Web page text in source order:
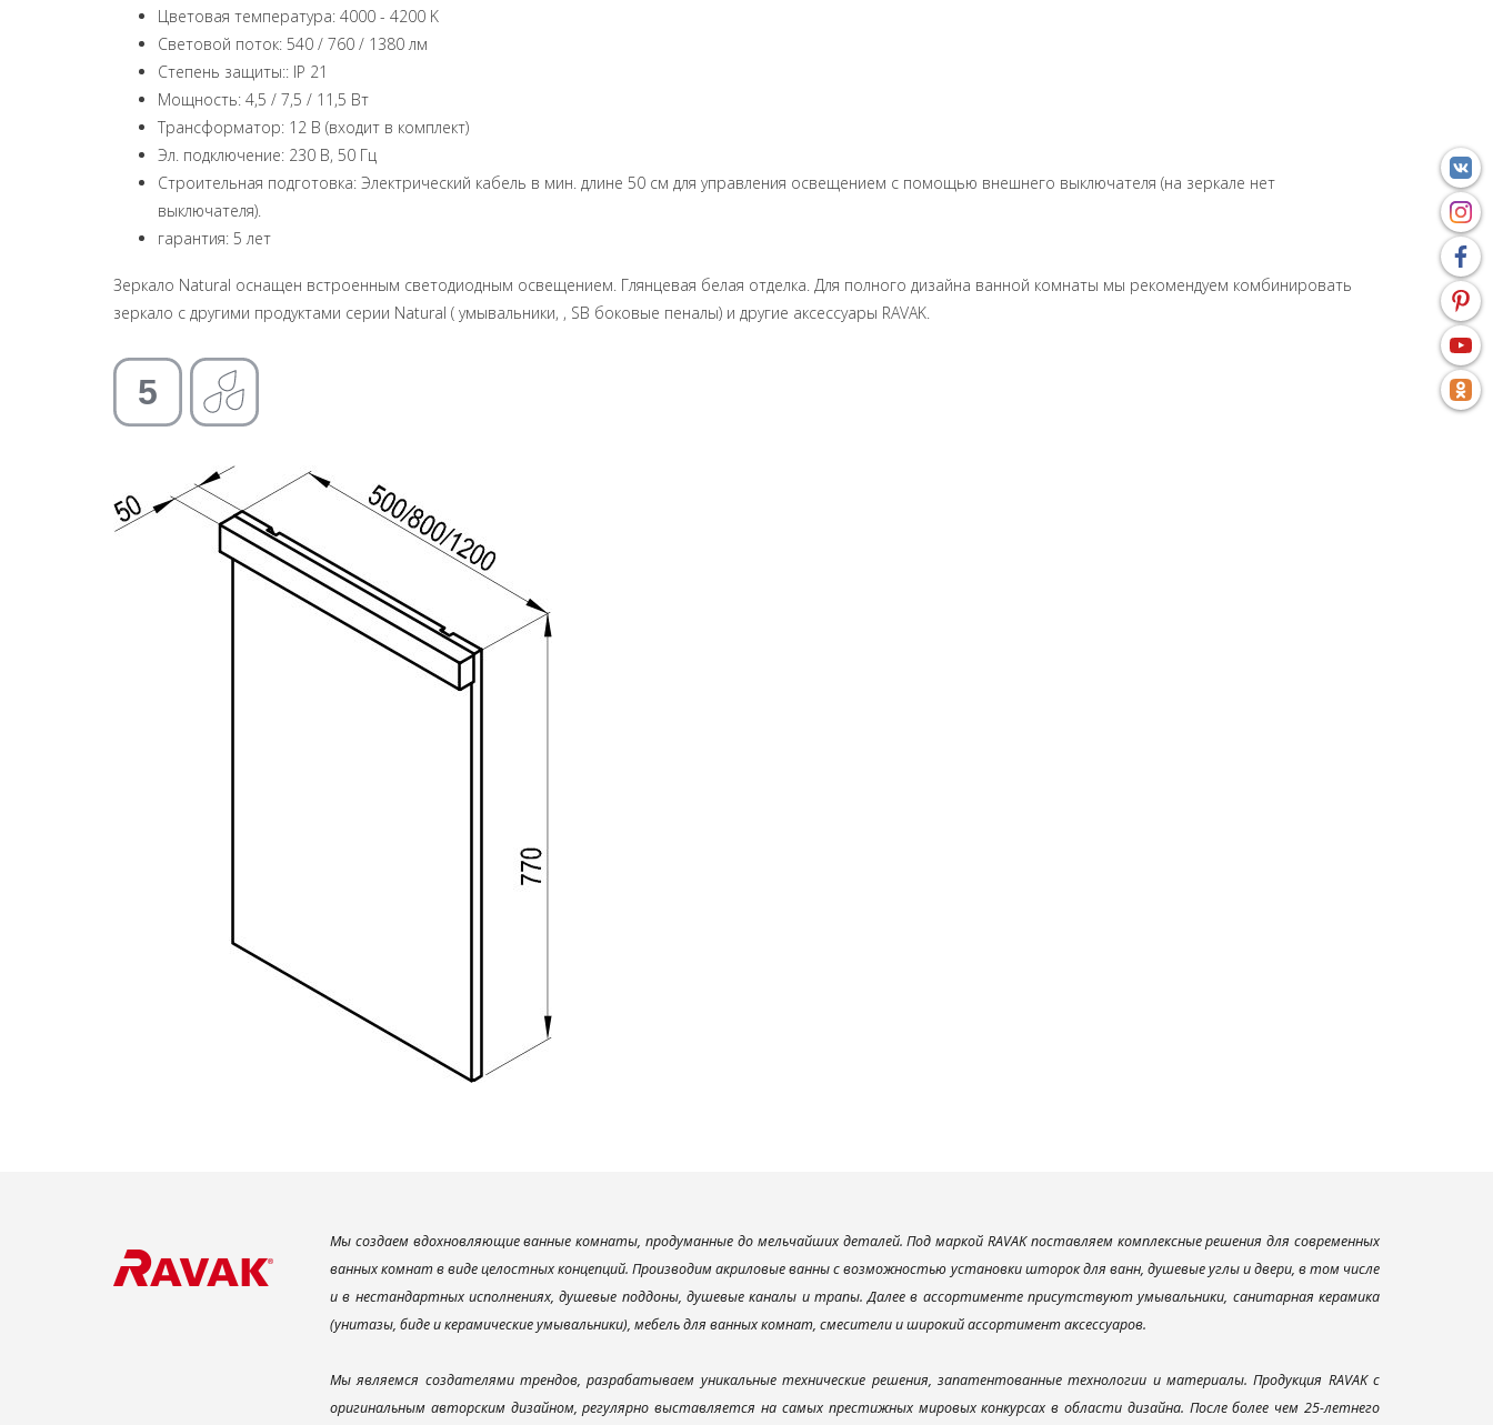
Цветовая температура: 4000 - 4200 K
Световой поток: 540 / 760 / 1380 лм
Степень защиты:: IP 21
Мощность: 4,5 / 7,5 / 11,5 Вт
Трансформатор: 12 В (входит в комплект)
Эл. подключение: 230 В, 50 Гц
Строительная подготовка: Электрический кабель в мин. длине 50 см для управления освещением с помощью внешнего выключателя (на зеркале нет
выключателя).
гарантия: 5 лет
Зеркало Natural оснащен встроенным светодиодным освещением. Глянцевая белая отделка. Для полного дизайна ванной комнаты мы рекомендуем комбинировать
зеркало с другими продуктами серии Natural ( умывальники, , SB боковые пеналы) и другие аксессуары RAVAK.
Мы создаем вдохновляющие ванные комнаты, продуманные до мельчайших деталей. Под маркой RAVAK поставляем комплексные решения для современных
ванных комнат в виде целостных концепций. Производим акриловые ванны с возможностью установки шторок для ванн, душевые углы и двери, в том числе
и в нестандартных исполнениях, душевые поддоны, душевые каналы и трапы. Далее в ассортименте присутствуют умывальники, санитарная керамика
(унитазы, биде и керамические умывальники), мебель для ванных комнат, смесители и широкий ассортимент аксессуаров.
Мы являемся создателями трендов, разрабатываем уникальные технические решения, запатентованные технологии и материалы. Продукция RAVAK с
оригинальным авторским дизайном, регулярно выставляется на самых престижных мировых конкурсах в области дизайна. После более чем 25-летнего